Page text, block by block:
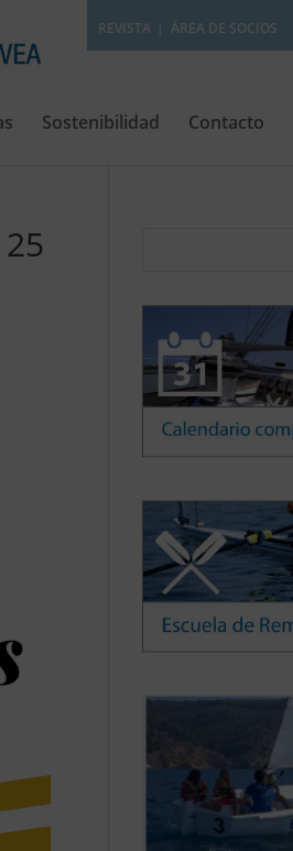
REVISTA ÁREA DE SOCIOS
Sostenibilidad Contacto